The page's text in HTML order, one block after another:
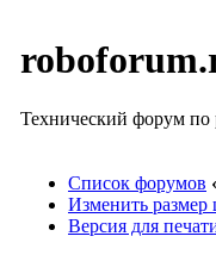
Технический форум по
Список форумов ‹
Изменить размер
Версия для